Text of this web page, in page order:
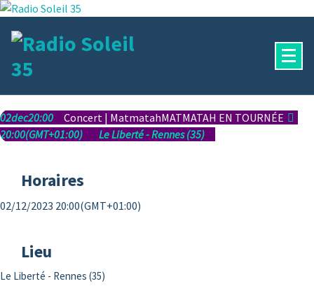
Aller
contenu
02dec20:00 Concert | MatmatahMATMATAH EN TOURNÉE
20:00(GMT+01:00) Le Liberté - Rennes (35)
Horaires
02/12/2023 20:00(GMT+01:00)
Lieu
Le Liberté - Rennes (35)